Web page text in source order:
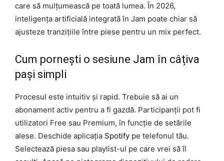
care să mulțumească pe toată lumea. În 2026,
inteligența artificială integrată în Jam poate chiar să
ajusteze tranzițiile între piese pentru un mix perfect.
Cum pornești o sesiune Jam în câțiva
pași simpli
Procesul este intuitiv și rapid. Trebuie să ai un
abonament activ pentru a fi gazdă. Participanții pot fi
utilizatori Free sau Premium, în funcție de setările
alese. Deschide aplicația Spotify pe telefonul tău.
Selectează piesa sau playlist-ul pe care vrei să îl